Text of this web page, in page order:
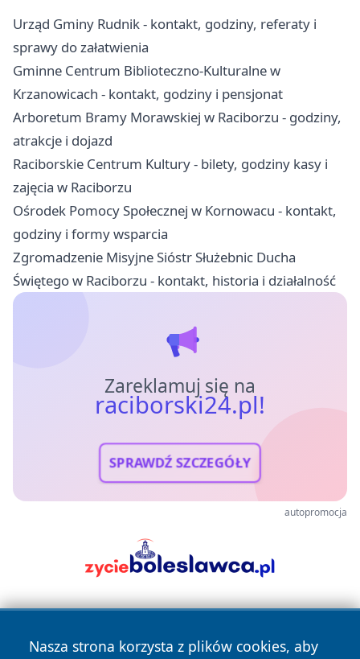
Urząd Gminy Rudnik - kontakt, godziny, referaty i
sprawy do załatwienia
Gminne Centrum Biblioteczno-Kulturalne w
Krzanowicach - kontakt, godziny i pensjonat
Arboretum Bramy Morawskiej w Raciborzu - godziny,
atrakcje i dojazd
Raciborskie Centrum Kultury - bilety, godziny kasy i
zajęcia w Raciborzu
Ośrodek Pomocy Społecznej w Kornowacu - kontakt,
godziny i formy wsparcia
Zgromadzenie Misyjne Sióstr Służebnic Ducha
Świętego w Raciborzu - kontakt, historia i działalność
Zareklamuj się na
raciborski24.pl!
SPRAWDŹ SZCZEGÓŁY
autopromocja
Nasza strona korzysta z plików cookies, aby